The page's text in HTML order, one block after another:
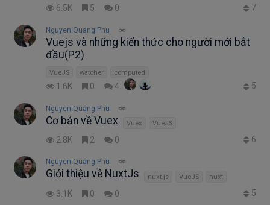
6.5K 5 0 7
Nguyen Quang Phu
Vuejs và những kiến thức cho người mới bắt
đầu(P2)
VueJS watcher computed
1.6K 0 4 5
Nguyen Quang Phu
Cơ bản về Vuex Vuex VueJS
2.8K 2 0 6
Nguyen Quang Phu
Giới thiệu về NuxtJs nuxt.js VueJS nuxt
3.1K 0 0 5